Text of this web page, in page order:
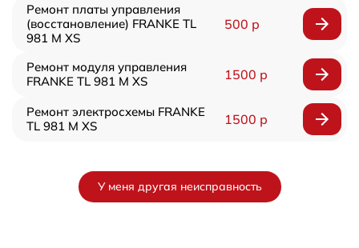
Ремонт платы управления
(восстановление) FRANKE TL
981 M XS
500 р
Ремонт модуля управления
FRANKE TL 981 M XS
1500 р
Ремонт электросхемы FRANKE
TL 981 M XS
1500 р
У меня другая неисправность